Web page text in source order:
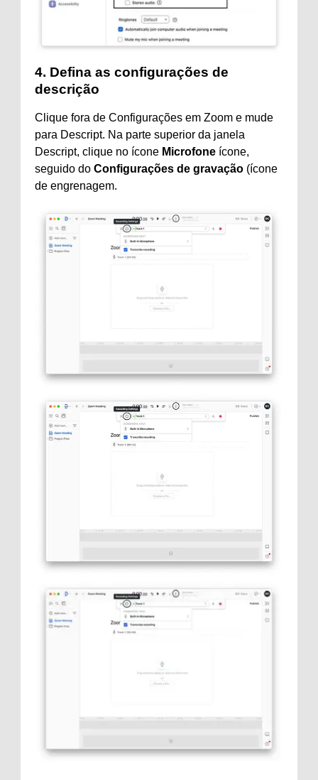
4. Defina as configurações de
descrição
Clique fora de Configurações em Zoom e mude
para Descript. Na parte superior da janela
Descript, clique no ícone Microfone ícone,
seguido do Configurações de gravação (ícone
de engrenagem.